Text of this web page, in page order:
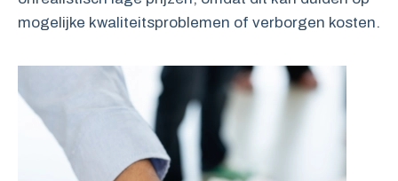
mogelijke kwaliteitsproblemen of verborgen kosten.